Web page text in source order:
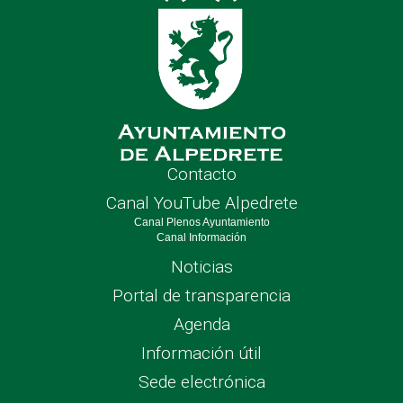
Contacto
Canal YouTube Alpedrete
Canal Plenos Ayuntamiento
Canal Información
Noticias
Portal de transparencia
Agenda
Información útil
Sede electrónica